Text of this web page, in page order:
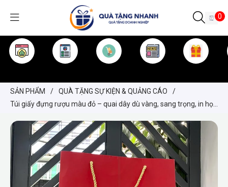
0
SẢN PHẨM / QUÀ TẶNG SỰ KIỆN & QUẢNG CÁO
/
Túi giấy đựng rượu màu đỏ – quai dây dù vàng, sang trọng, in họa